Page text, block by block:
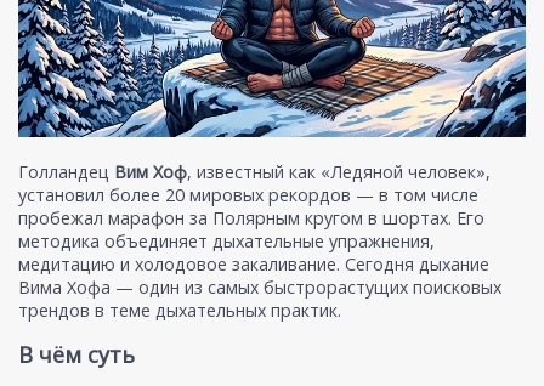
Голландец Вим Хоф, известный как «Ледяной человек»,
установил более 20 мировых рекордов — в том числе
пробежал марафон за Полярным кругом в шортах. Его
методика объединяет дыхательные упражнения,
медитацию и холодовое закаливание. Сегодня дыхание
Вима Хофа — один из самых быстрорастущих поисковых
трендов в теме дыхательных практик.
В чём суть